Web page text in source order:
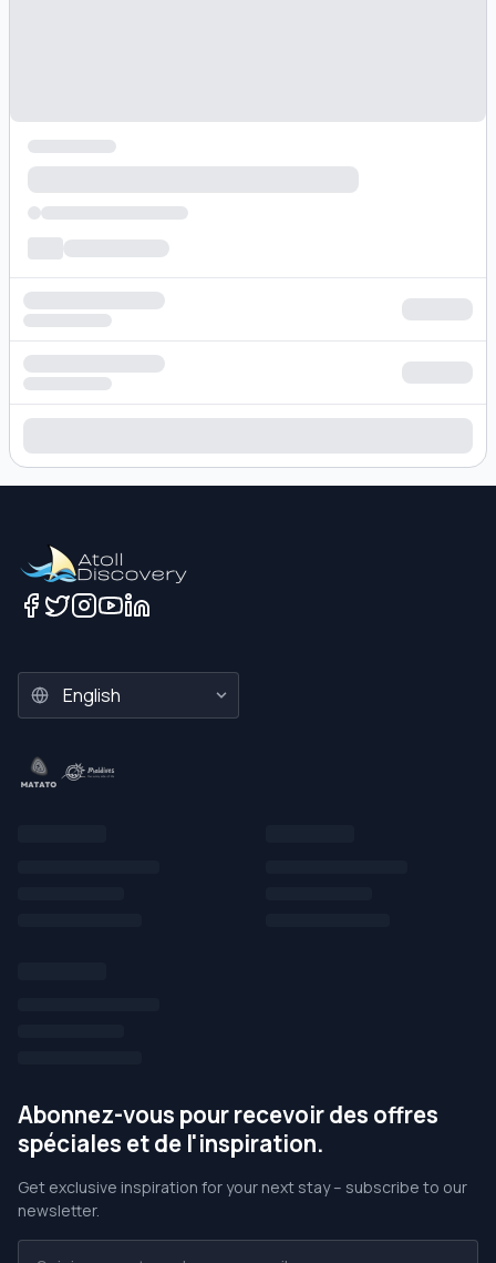
Loading hotel search results...
Abonnez-vous pour recevoir des offres
spéciales et de l'inspiration.
Get exclusive inspiration for your next stay – subscribe to our
newsletter.